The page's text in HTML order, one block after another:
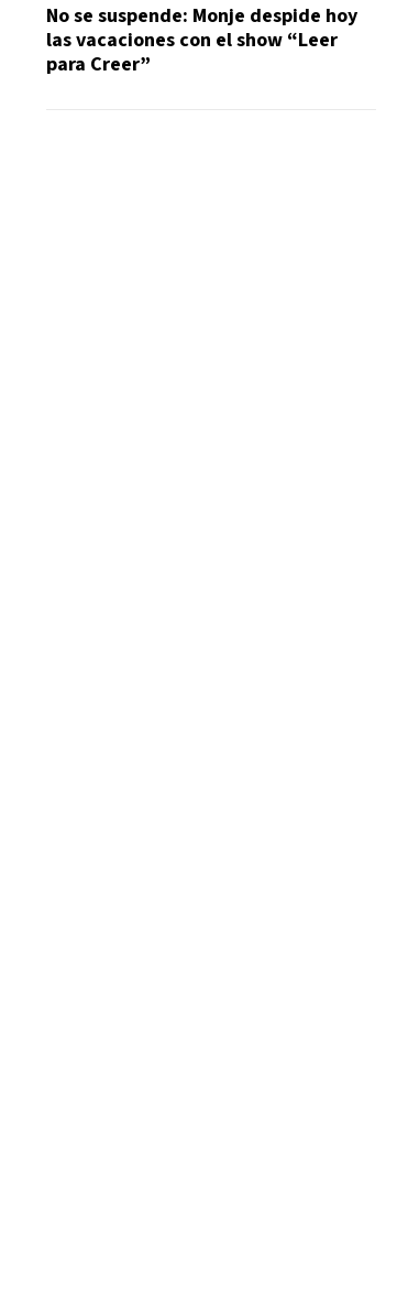
No se suspende: Monje despide hoy
las vacaciones con el show “Leer
para Creer”